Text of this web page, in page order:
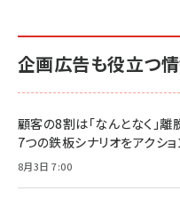
企画広告も役立つ情
顧客の8割は「なんとなく」
7つの鉄板シナリオをアクシ
8月3日 7:00